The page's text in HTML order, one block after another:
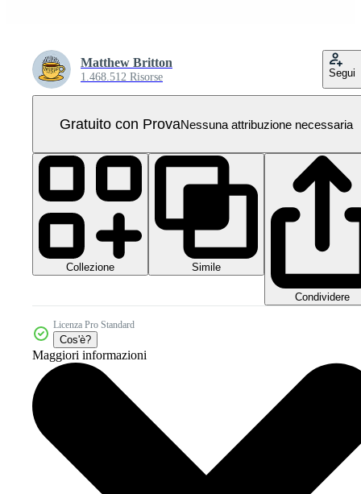
Matthew Britton
1.468.512 Risorse Segui
Gratuito con ProvaNessuna attribuzione necessaria
Collezione Simile
Condividere
Licenza Pro Standard
Cos'è?
Maggiori informazioni